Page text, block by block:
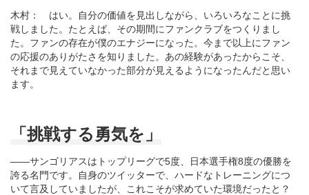
木村： はい。自分の価値を見出しながら、いろいろなことに挑
戦しました。たとえば、その期間にファンクラブをつくりまし
た。ファンの存在が僕のエナジーになった。今まで以上にファン
の応援のありがたさを知りました。あの経験があったからこそ、
それまで見えていなかった部分が見えるようになったんだと思い
ます。
「挑戦する勇気を」
――サンゴリアスはトップリーグで5度、日本選手権8度の優勝を
誇る名門です。自身のツイッターで、ハードなトレーニングにつ
いて言及していましたが、これこそが求めていた環境だったと？